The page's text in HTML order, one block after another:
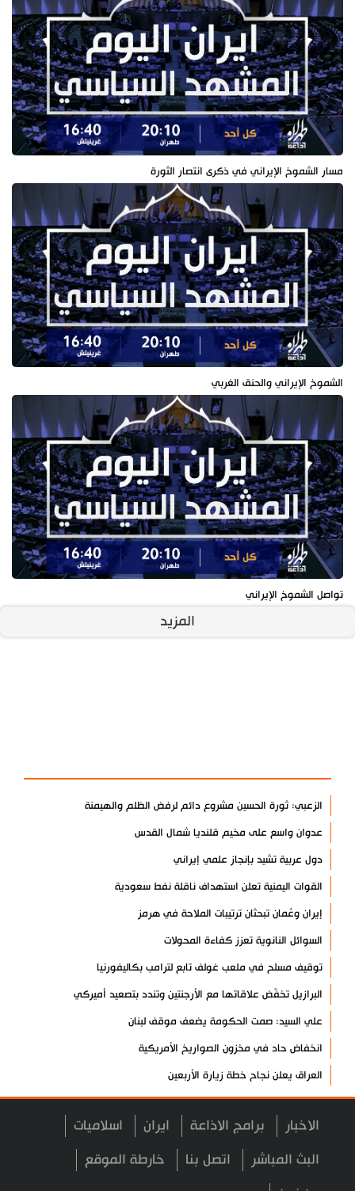
مسار الشموخ الإيراني في ذكرى انتصار الثورة
الشموخ الإيراني والحنق الغربي
تواصل الشموخ الإيراني
المزيد
الزعبي: ثورة الحسين مشروع دائم لرفض الظلم والهيمنة
عدوان واسع على مخيم قلنديا شمال القدس
دول عربية تشيد بإنجاز علمي إيراني
القوات اليمنية تعلن استهداف ناقلة نفط سعودية
إيران وعُمان تبحثان ترتيبات الملاحة في هرمز
السوائل النانوية تعزز كفاءة المحولات
توقيف مسلح في ملعب غولف تابع لترامب بكاليفورنيا
البرازيل تخفّض علاقاتها مع الأرجنتين وتندد بتصعيد أميركي
علي السيد: صمت الحكومة يضعف موقف لبنان
انخفاض حاد في مخزون الصواريخ الأمريكية
العراق يعلن نجاح خطة زيارة الأربعين
رضائي: إيران جاهزة للدفاع عن سيادتها
رئيس بلدية طهران يلتقي مع متولي العتبة الحسينية ومحافظ كربلاء
تقرير مصور.. مراسم عزاء الأربعين بجوار مكان استشهاد الإمام
الاخبار برامج الاذاعة ايران اسلاميات
البث المباشر اتصل بنا خارطة الموقع